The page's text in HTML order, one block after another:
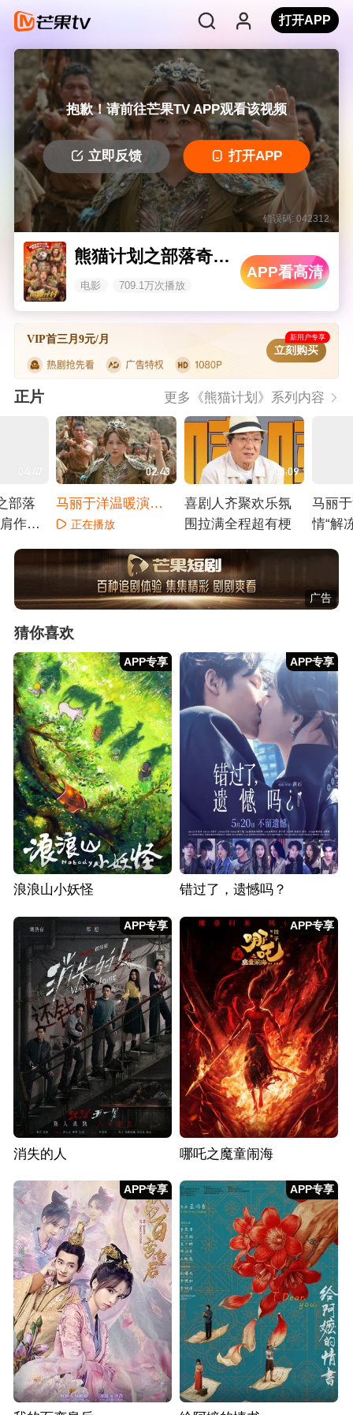
打开APP
抱歉！请前往芒果TV APP观看该视频
立即反馈 打开APP
错误码: 042312
熊猫计划之部落奇遇记
电影 709.1万次播放
APP看高清
VIP首三月9元/月 新用户专享
立刻购买
正片 更多《熊猫计划》系列内容
04:47
部落
作
大
02:43
马丽于洋温暖演
绎“爱的拥抱”！
正在播放
03:09
喜剧人齐聚欢乐氛
围拉满全程超有梗
马丽
情“解
广告
猜你喜欢
APP专享
浪浪山小妖怪
APP专享
错过了，遗憾吗？
APP专享
消失的人
APP专享
哪吒之魔童闹海
APP专享 APP专享